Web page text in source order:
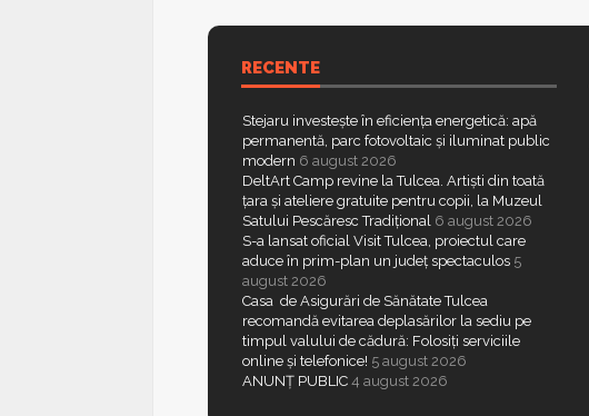
RECENTE
Stejaru investește în eficiența energetică: apă
permanentă, parc fotovoltaic și iluminat public
modern 6 august 2026
DeltArt Camp revine la Tulcea. Artiști din toată
țara și ateliere gratuite pentru copii, la Muzeul
Satului Pescăresc Tradițional 6 august 2026
S-a lansat oficial Visit Tulcea, proiectul care
aduce în prim-plan un județ spectaculos 5
august 2026
Casa de Asigurări de Sănătate Tulcea
recomandă evitarea deplasărilor la sediu pe
timpul valului de cădură: Folosiți serviciile
online și telefonice! 5 august 2026
ANUNȚ PUBLIC 4 august 2026